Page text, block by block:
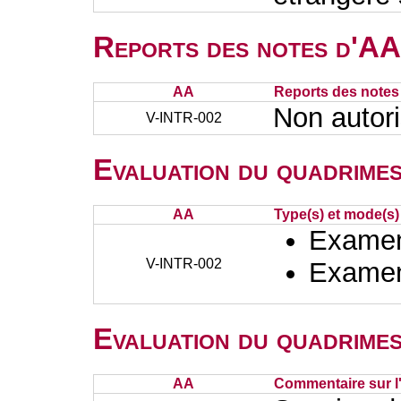
Reports des notes
AA
Reports des
V-INTR-002
Non
Evaluation du
AA Type(s) et
V-INTR-002
Evaluation du
AA Commentaire sur